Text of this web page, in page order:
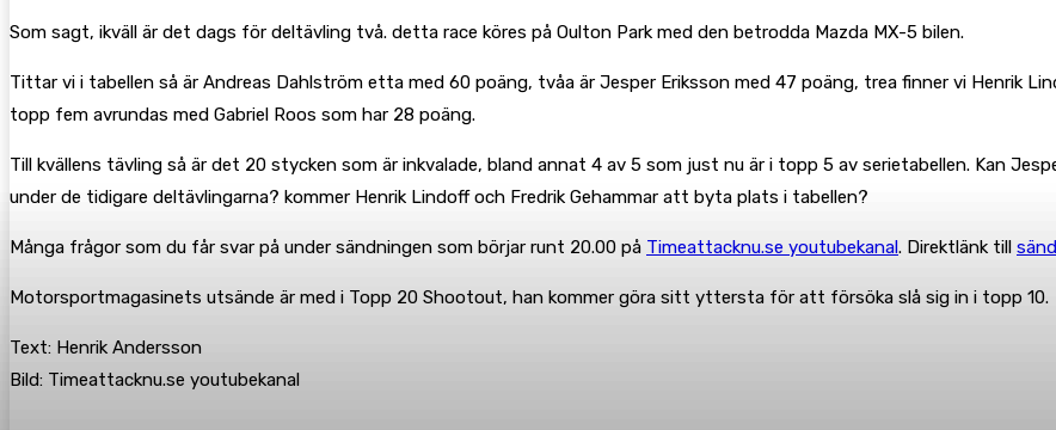
Som sagt, ikväll är det dags för deltävling två. detta race köres på Oulton Park med den betrodda Mazda MX-5 bilen.
Tittar vi i tabellen så är Andreas Dahlström etta med 60 poäng, tvåa är Jesper Eriksson med 47 poäng, trea finner vi Henrik
topp fem avrundas med Gabriel Roos som har 28 poäng.
Till kvällens tävling så är det 20 stycken som är inkvalade, bland annat 4 av 5 som just nu är i topp 5 av serietabellen. Kan
under de tidigare deltävlingarna? kommer Henrik Lindoff och Fredrik Gehammar att byta plats i tabellen?
Många frågor som du får svar på under sändningen som börjar runt 20.00 på Timeattacknu.se youtubekanal. Direktlänk till
Motorsportmagasinets utsände är med i Topp 20 Shootout, han kommer göra sitt yttersta för att försöka slå sig in i topp 10.
Text: Henrik Andersson
Bild: Timeattacknu.se youtubekanal